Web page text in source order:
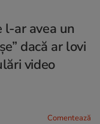
l-ar avea un
dacă ar lovi
video
Comentează